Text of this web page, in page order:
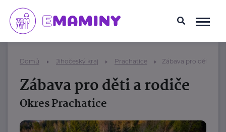
Domů Jihočeský kraj Prachatice Zábava pro děti a
Zábava pro děti a rodiče
Okres Prachatice